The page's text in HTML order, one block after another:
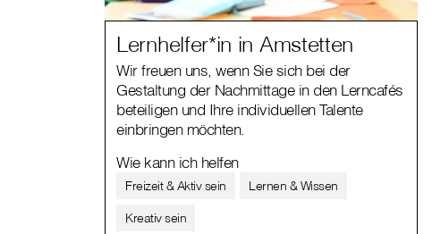
Lernhelfer*in in Amstetten
Wir freuen uns, wenn Sie sich bei der
Gestaltung der Nachmittage in den Lerncafés
beteiligen und Ihre individuellen Talente
einbringen möchten.
Wie kann ich helfen
Freizeit & Aktiv sein
Lernen & Wissen
Kreativ sein